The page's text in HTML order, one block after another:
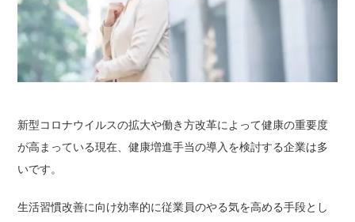
新型コロナウイルスの拡大や働き方改革によって健康の重要度
が高まっている現在、健康増進手当の導入を検討する企業は多
いです。
生活習慣改善に向け効率的に従業員のやる気を高める手段とし